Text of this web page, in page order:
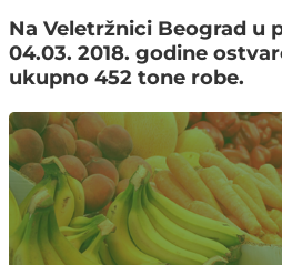
Na Veletržnici Beograd u
04.03. 2018. godine
ukupno 452 tone robe.